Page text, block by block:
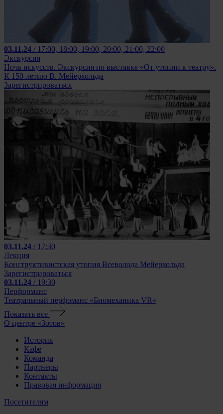
03.11.24 / 17:00, 18:00, 19:00, 20:00, 21:00, 22:00
Экскурсия
Ночь искусств. Экскурсия по выставке «От утопии к театру».
К 150-летию В. Мейерхольда
Зарегистрироваться
03.11.24 / 17:30
Лекция
Конструктивистская утопия Всеволода Мейерхольда
Зарегистрироваться
03.11.24 / 19:30
Перформанс
Театральный перфоманс «Биомеханика VR»
Показать все
О центре «Зотов»
История
Кафе
Команда
Партнеры
Контакты
Правовая информация
Посетителям